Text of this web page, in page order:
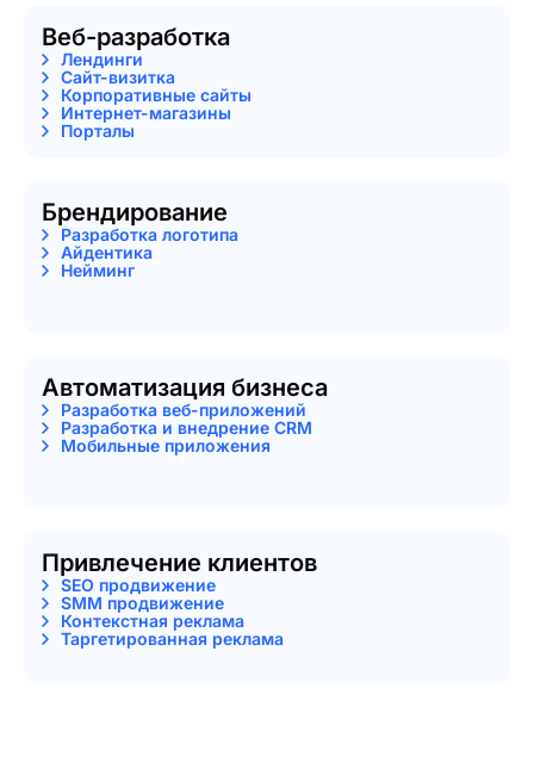
Веб-разработка
Лендинги
Сайт-визитка
Корпоративные сайты
Интернет-магазины
Порталы
Брендирование
Разработка логотипа
Айдентика
Нейминг
Автоматизация бизнеса
Разработка веб-приложений
Разработка и внедрение CRM
Мобильные приложения
Привлечение клиентов
SEO продвижение
SMM продвижение
Контекстная реклама
Таргетированная реклама